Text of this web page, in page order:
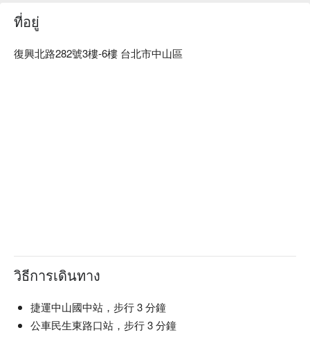
ที่อยู่
復興北路282號3樓-6樓 台北市中山區
วิธีการเดินทาง
捷運中山國中站，步行 3 分鐘
公車民生東路口站，步行 3 分鐘